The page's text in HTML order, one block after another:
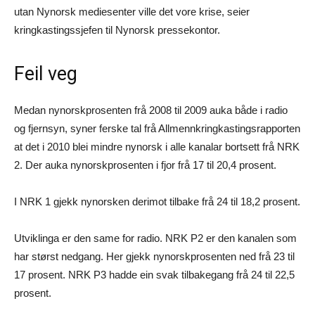
utan Nynorsk mediesenter ville det vore krise, seier
kringkastingssjefen til Nynorsk pressekontor.
Feil veg
Medan nynorskprosenten frå 2008 til 2009 auka både i radio
og fjernsyn, syner ferske tal frå Allmennkringkastingsrapporten
at det i 2010 blei mindre nynorsk i alle kanalar bortsett frå NRK
2. Der auka nynorskprosenten i fjor frå 17 til 20,4 prosent.
I NRK 1 gjekk nynorsken derimot tilbake frå 24 til 18,2 prosent.
Utviklinga er den same for radio. NRK P2 er den kanalen som
har størst nedgang. Her gjekk nynorskprosenten ned frå 23 til
17 prosent. NRK P3 hadde ein svak tilbakegang frå 24 til 22,5
prosent.